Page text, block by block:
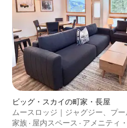
ビッグ・スカイの町家・長屋
ムースロッジ｜ジャグジー、プ
家族 · 屋内スペース · アメニティ